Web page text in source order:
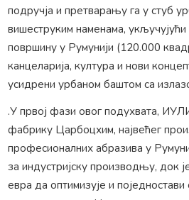
подручја и претварању га у стуб
вишеструким наменама, укључујући
површину у Румунији (120.000
канцеларија, култура и нови
усидрени урбаном баштом са
.У првој фази овог подухвата,
фабрику Царбоцхим, највећег
професионалних абразива у
за индустријску производњу, док
евра да оптимизује и